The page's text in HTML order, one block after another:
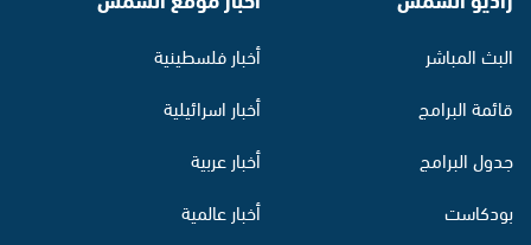
البث المباشر
قائمة البرامج
جدول البرامج
بودكاست
أخبار فلسطينية
أخبار اسرائيلية
أخبار عربية
أخبار عالمية